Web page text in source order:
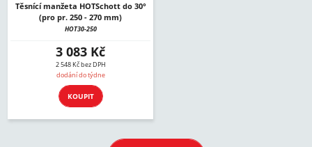
Těsnící manžeta HOTSchott do 30°
(pro pr. 250 - 270 mm)
HOT30-250
3 083 Kč
2 548 Kč bez DPH
dodání do týdne
KOUPIT